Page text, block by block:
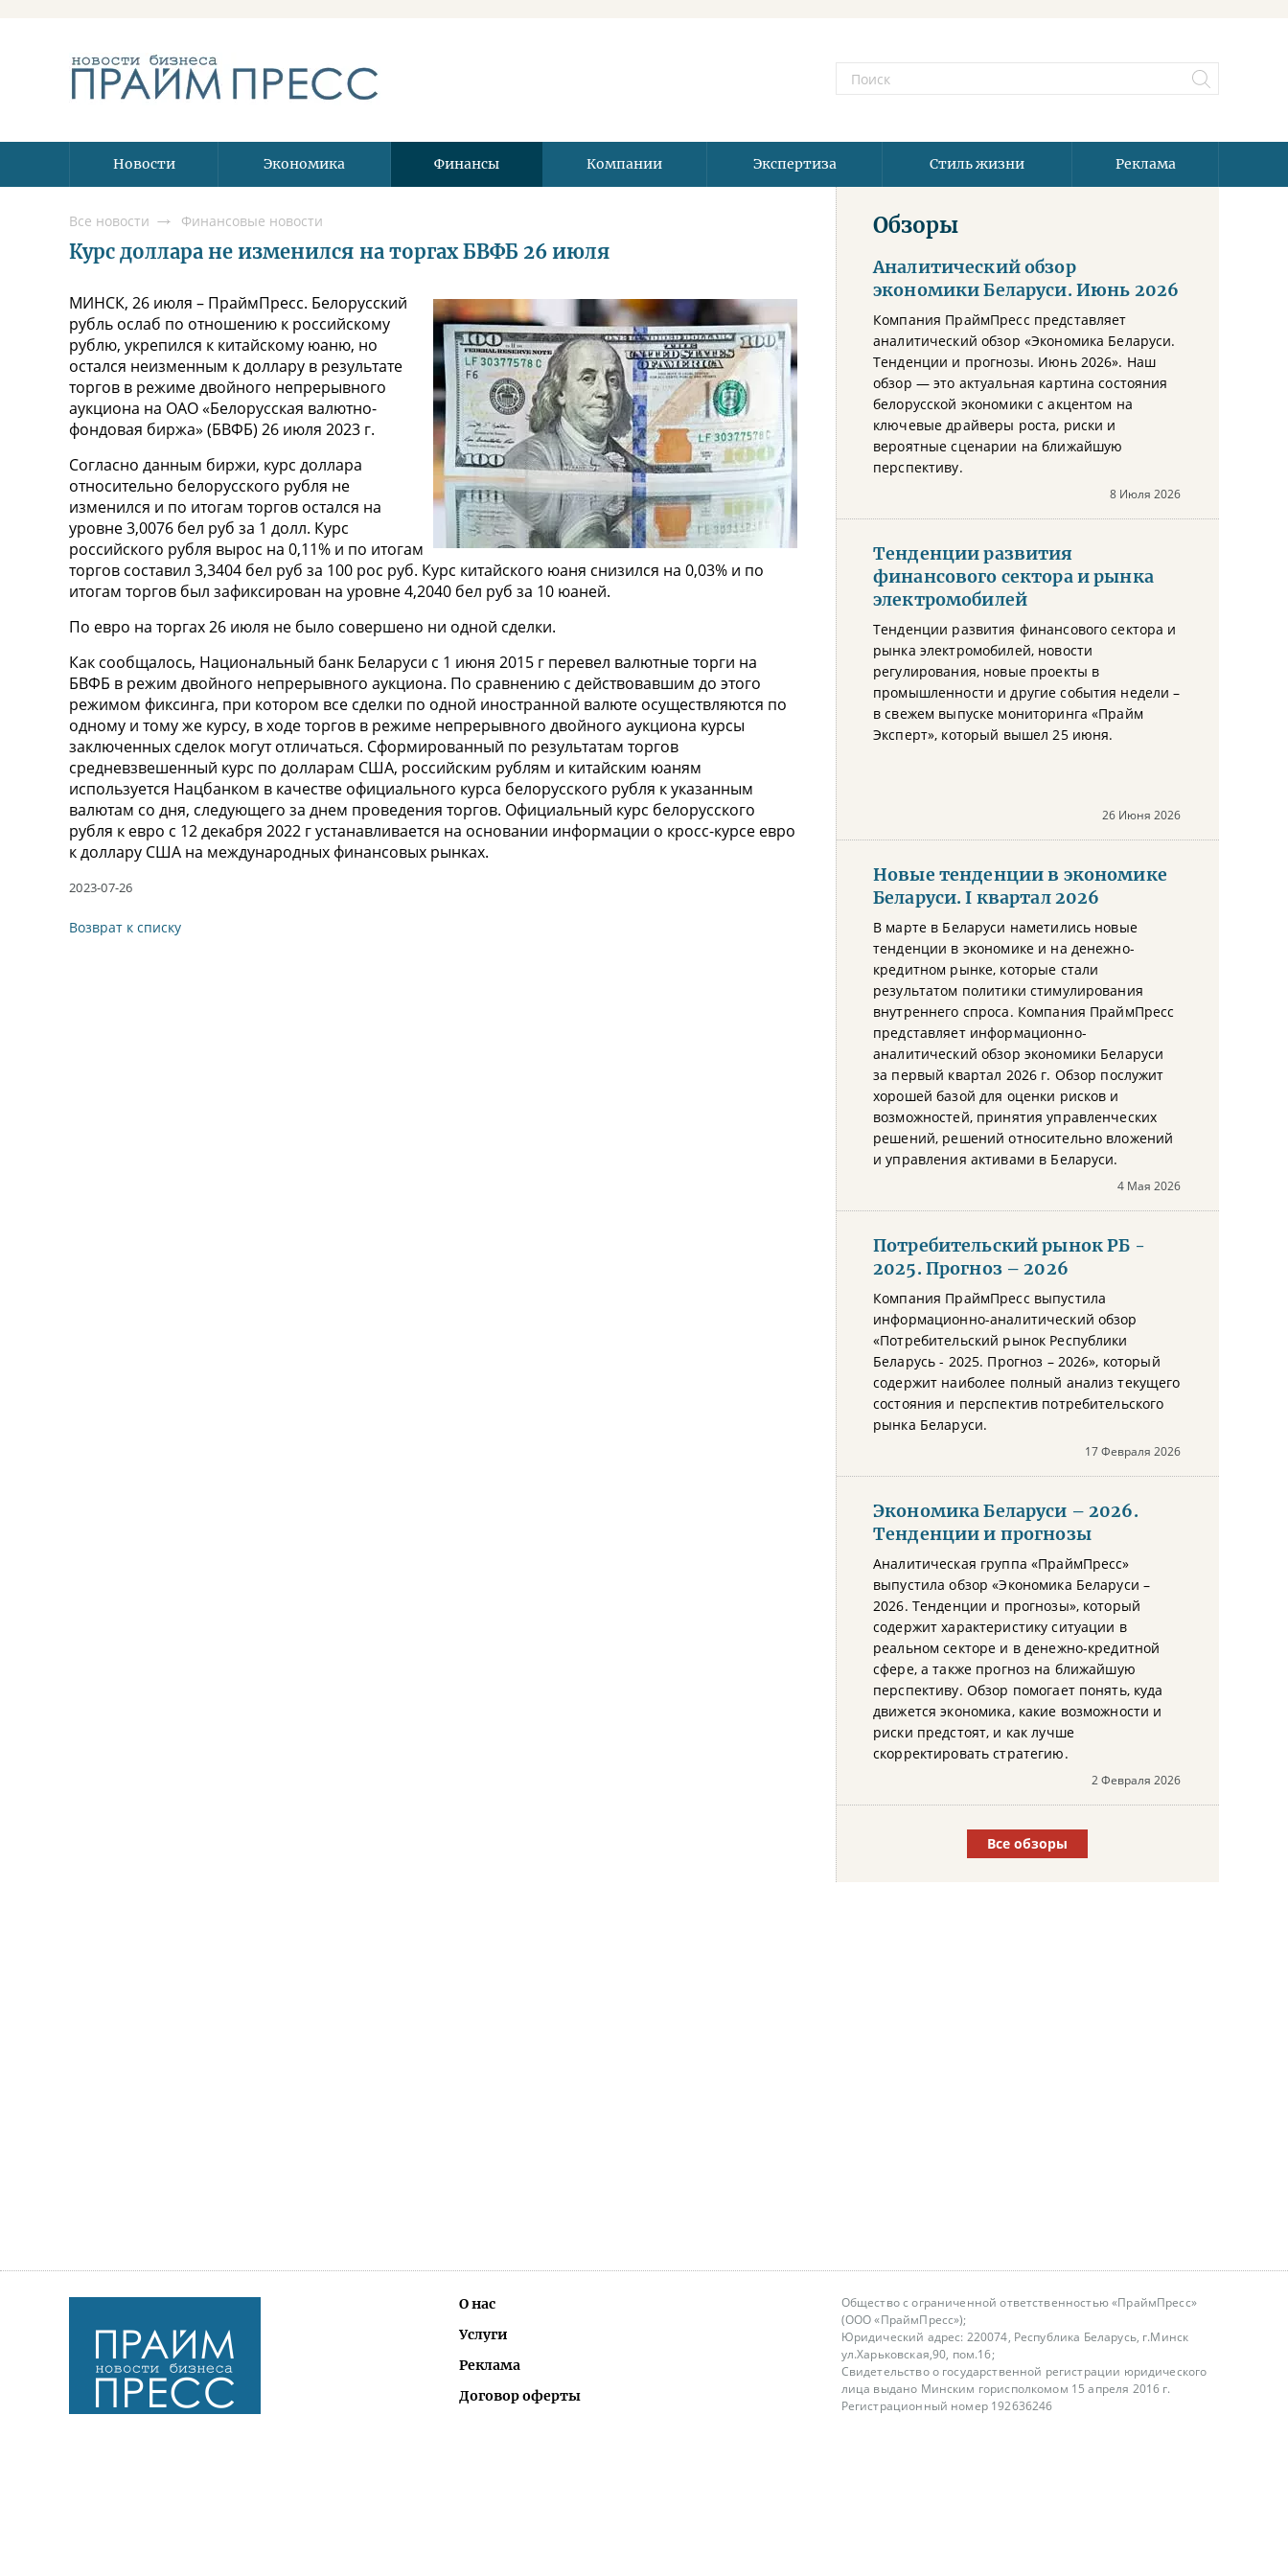
Новости Экономика Финансы Компании Экспертиза Стиль жизни Реклама
Все новости Финансовые новости
Курс доллара не изменился на торгах БВФБ 26 июля
МИНСК, 26 июля – ПраймПресс. Белорусский
рубль ослаб по отношению к российскому
рублю, укрепился к китайскому юаню, но
остался неизменным к доллару в результате
торгов в режиме двойного непрерывного
аукциона на ОАО «Белорусская валютно-
фондовая биржа» (БВФБ) 26 июля 2023 г.
Согласно данным биржи, курс доллара
относительно белорусского рубля не
изменился и по итогам торгов остался на
уровне 3,0076 бел руб за 1 долл. Курс
российского рубля вырос на 0,11% и по итогам
торгов составил 3,3404 бел руб за 100 рос руб. Курс китайского юаня снизился на 0,03% и по
итогам торгов был зафиксирован на уровне 4,2040 бел руб за 10 юаней.
По евро на торгах 26 июля не было совершено ни одной сделки.
Как сообщалось, Национальный банк Беларуси с 1 июня 2015 г перевел валютные торги на
БВФБ в режим двойного непрерывного аукциона. По сравнению с действовавшим до этого
режимом фиксинга, при котором все сделки по одной иностранной валюте осуществляются по
одному и тому же курсу, в ходе торгов в режиме непрерывного двойного аукциона курсы
заключенных сделок могут отличаться. Сформированный по результатам торгов
средневзвешенный курс по долларам США, российским рублям и китайским юаням
используется Нацбанком в качестве официального курса белорусского рубля к указанным
валютам со дня, следующего за днем проведения торгов. Официальный курс белорусского
рубля к евро с 12 декабря 2022 г устанавливается на основании информации о кросс-курсе евро
к доллару США на международных финансовых рынках.
2023-07-26
Возврат к списку
Обзоры
Аналитический обзор
экономики Беларуси. Июнь 2026
Компания ПраймПресс представляет
аналитический обзор «Экономика Беларуси.
Тенденции и прогнозы. Июнь 2026». Наш
обзор — это актуальная картина состояния
белорусской экономики с акцентом на
ключевые драйверы роста, риски и
вероятные сценарии на ближайшую
перспективу.
8 Июля 2026
Тенденции развития
финансового сектора и рынка
электромобилей
Тенденции развития финансового сектора и
рынка электромобилей, новости
регулирования, новые проекты в
промышленности и другие события недели –
в свежем выпуске мониторинга «Прайм
Эксперт», который вышел 25 июня.
26 Июня 2026
Новые тенденции в экономике
Беларуси. I квартал 2026
В марте в Беларуси наметились новые
тенденции в экономике и на денежно-
кредитном рынке, которые стали
результатом политики стимулирования
внутреннего спроса. Компания ПраймПресс
представляет информационно-
аналитический обзор экономики Беларуси
за первый квартал 2026 г. Обзор послужит
хорошей базой для оценки рисков и
возможностей, принятия управленческих
решений, решений относительно вложений
и управления активами в Беларуси.
4 Мая 2026
Потребительский рынок РБ -
2025. Прогноз – 2026
Компания ПраймПресс выпустила
информационно-аналитический обзор
«Потребительский рынок Республики
Беларусь - 2025. Прогноз – 2026», который
содержит наиболее полный анализ текущего
состояния и перспектив потребительского
рынка Беларуси.
17 Февраля 2026
Экономика Беларуси – 2026.
Тенденции и прогнозы
Аналитическая группа «ПраймПресс»
выпустила обзор «Экономика Беларуси –
2026. Тенденции и прогнозы», который
содержит характеристику ситуации в
реальном секторе и в денежно-кредитной
сфере, а также прогноз на ближайшую
перспективу. Обзор помогает понять, куда
движется экономика, какие возможности и
риски предстоят, и как лучше
скорректировать стратегию.
2 Февраля 2026
Все обзоры
О нас
Услуги
Реклама
Договор оферты
Общество с ограниченной ответственностью «ПраймПресс»
(ООО «ПраймПресс»);
Юридический адрес: 220074, Республика Беларусь, г.Минск
ул.Харьковская,90, пом.16;
Свидетельство о государственной регистрации юридического
лица выдано Минским горисполкомом 15 апреля 2016 г.
Регистрационный номер 192636246